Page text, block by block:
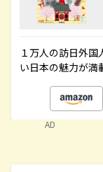
１万人の訪日外
い日本の魅力が満
AD